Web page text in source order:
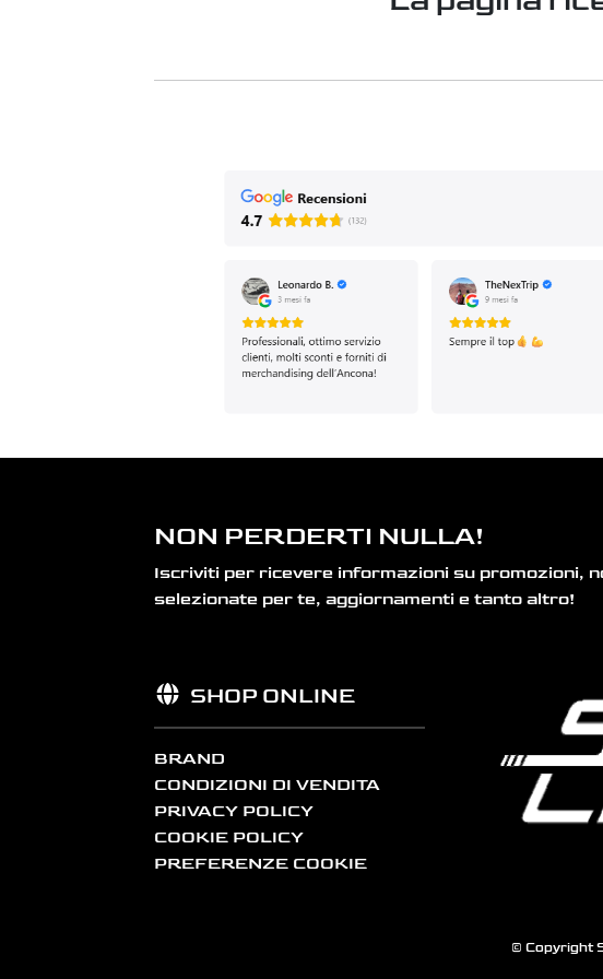
NON PERDERTI NULLA!
Iscriviti per ricevere informazioni su promozioni,
selezionate per te, aggiornamenti e tanto altro!
SHOP ONLINE
BRAND
CONDIZIONI DI VENDITA
PRIVACY POLICY
COOKIE POLICY
PREFERENZE COOKIE
© Copyright